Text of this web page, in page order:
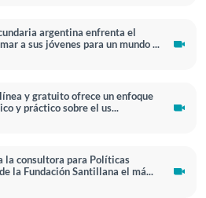
argentina enfrenta el
a sus jóvenes para un mundo ...
y gratuito ofrece un enfoque
y práctico sobre el us...
la consultora para Políticas
la Fundación Santillana el má...